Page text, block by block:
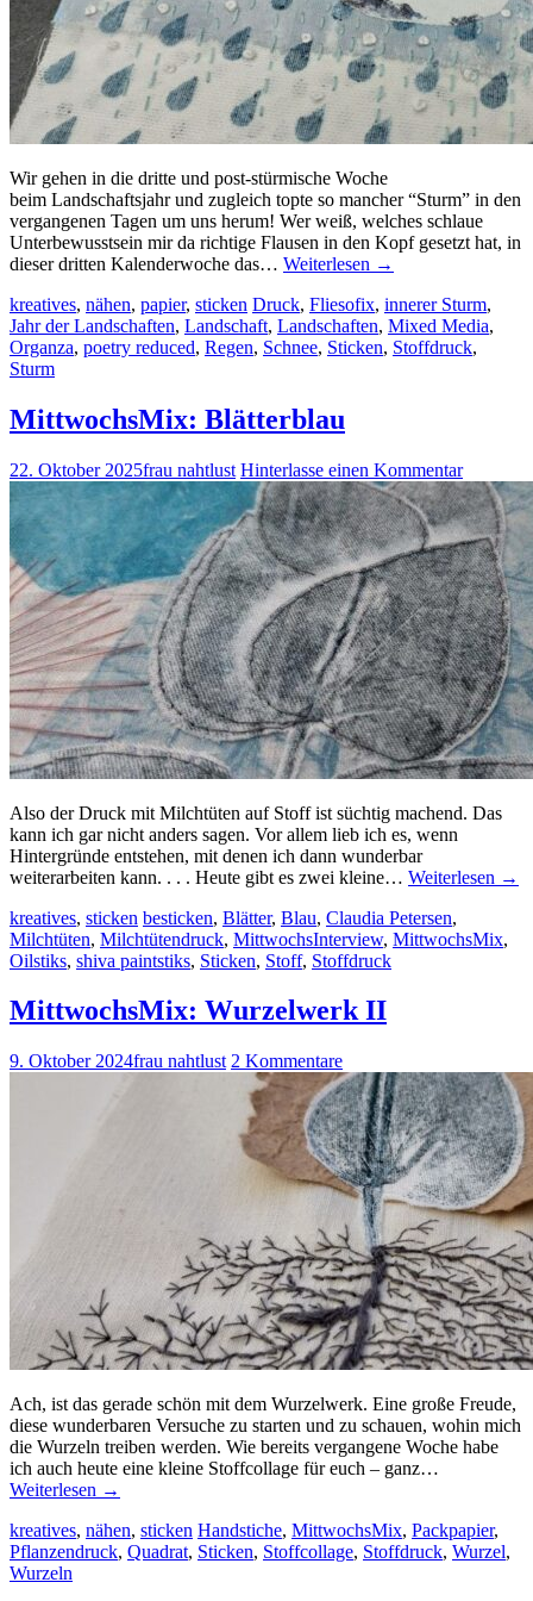
Wir gehen in die dritte und post-stürmische Woche
beim Landschaftsjahr und zugleich topte so mancher “Sturm” in den
vergangenen Tagen um uns herum! Wer weiß, welches schlaue
Unterbewusstsein mir da richtige Flausen in den Kopf gesetzt hat, in
dieser dritten Kalenderwoche das… Weiterlesen →
kreatives, nähen, papier, sticken Druck, Fliesofix, innerer Sturm,
Jahr der Landschaften, Landschaft, Landschaften, Mixed Media,
Organza, poetry reduced, Regen, Schnee, Sticken, Stoffdruck,
Sturm
MittwochsMix: Blätterblau
22. Oktober 2025frau nahtlust Hinterlasse einen Kommentar
Also der Druck mit Milchtüten auf Stoff ist süchtig machend. Das
kann ich gar nicht anders sagen. Vor allem lieb ich es, wenn
Hintergründe entstehen, mit denen ich dann wunderbar
weiterarbeiten kann. . . . Heute gibt es zwei kleine… Weiterlesen →
kreatives, sticken besticken, Blätter, Blau, Claudia Petersen,
Milchtüten, Milchtütendruck, MittwochsInterview, MittwochsMix,
Oilstiks, shiva paintstiks, Sticken, Stoff, Stoffdruck
MittwochsMix: Wurzelwerk II
9. Oktober 2024frau nahtlust 2 Kommentare
Ach, ist das gerade schön mit dem Wurzelwerk. Eine große Freude,
diese wunderbaren Versuche zu starten und zu schauen, wohin mich
die Wurzeln treiben werden. Wie bereits vergangene Woche habe
ich auch heute eine kleine Stoffcollage für euch – ganz…
Weiterlesen →
kreatives, nähen, sticken Handstiche, MittwochsMix, Packpapier,
Pflanzendruck, Quadrat, Sticken, Stoffcollage, Stoffdruck, Wurzel,
Wurzeln